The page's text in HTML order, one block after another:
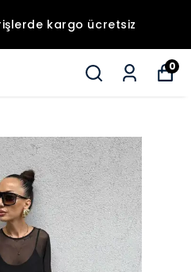
kargo ücretsiz
0